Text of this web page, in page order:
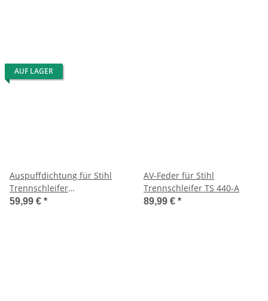
AUF LAGER
Auspuffdichtung für Stihl
Trennschleifer
TS480i/TS500i/410/420
59,99 € *
AV-Feder für Stihl
Trennschleifer TS 440-A
89,99 € *